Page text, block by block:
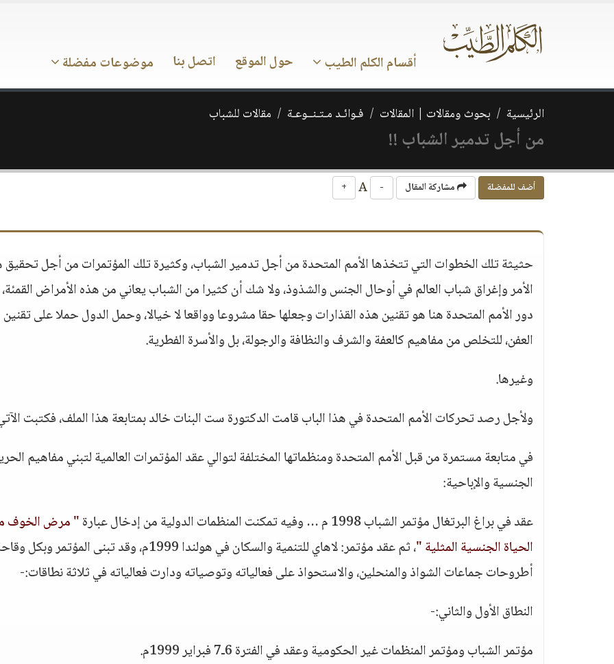
أقسام الكلم الطيب حول الموقع اتصل بنا موضوعات مفضلة
الرئيسية بحوث ومقالات | المقالات فـوائـد مـتـنــوعـة مقالات للشباب
من أجل تدمير الشباب !!
أضف للمفضلة مشاركة المقال -
+
حثيثة تلك الخطوات التي تتخذها الأمم المتحدة من أجل تدمير الشباب، وكثيرة تلك المؤتمرات من أجل تحقيق
الأمر وإغراق شباب العالم في أوحال الجنس والشذوذ، ولا شك أن كثيرا من الشباب يعاني من هذه الأمراض
دور الأمم المتحدة هنا هو تقنين هذه القذارات وجعلها حقا مشروعا وواقعا لا خيالا، وحمل الدول حملا على
العفن، للتخلص من مفاهيم كالعفة والشرف والنظافة والرجولة، بل والأسرة الفطرية.
وغيرها.
ولأجل رصد تحركات الأمم المتحدة في هذا الباب قامت الدكتورة ست البنات خالد بمتابعة هذا الملف، فكتبت
في متابعة مستمرة من قبل الأمم المتحدة ومنظماتها المختلفة لتوالي عقد المؤتمرات العالمية لتبني مفاهيم
الجنسية والإباحية:
عقد في براغ البرتغال مؤتمر الشباب 1998 م … وفيه تمكنت المنظمات الدولية من إدخال عبارة
" مرض الخوف
الحياة الجنسية المثلية "
، ثم عقد مؤتمر: لاهاي للتنمية والسكان في هولندا 1999م، وقد تبنى المؤتمر وبكل
أطروحات جماعات الشواذ والمنحلين، والاستحواذ على فعالياته وتوصياته ودارت فعالياته في ثلاثة نطاقات:-
النطاق الأول والثاني:-
مؤتمر الشباب ومؤتمر المنظمات غير الحكومية وعقد في الفترة 6ـ7 فبراير 1999م.